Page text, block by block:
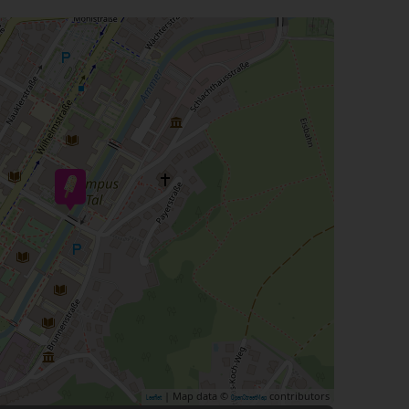
Leaflet | Map data © OpenStreetMap contributors